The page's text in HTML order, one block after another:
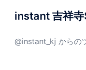
instant 吉祥寺
@instant_kj からの